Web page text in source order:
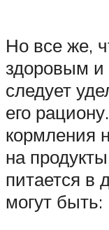
Но все же,
здоровым и
следует
его
кормления
на
питается в
могут быть: